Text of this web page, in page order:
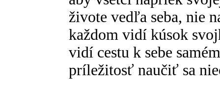
živote vedľa seba, nie
každom vidí kúsok
vidí cestu k sebe
príležitosť naučiť sa